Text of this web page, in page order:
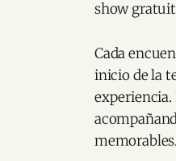
show
Cada
inicio de la
experiencia.
memorables.